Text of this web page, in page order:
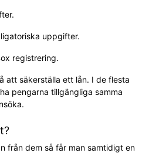
uppgifter.
registrering.
att säkerställa ett lån. I de flesta
pengarna tillgängliga samma
från dem så får man samtidigt en